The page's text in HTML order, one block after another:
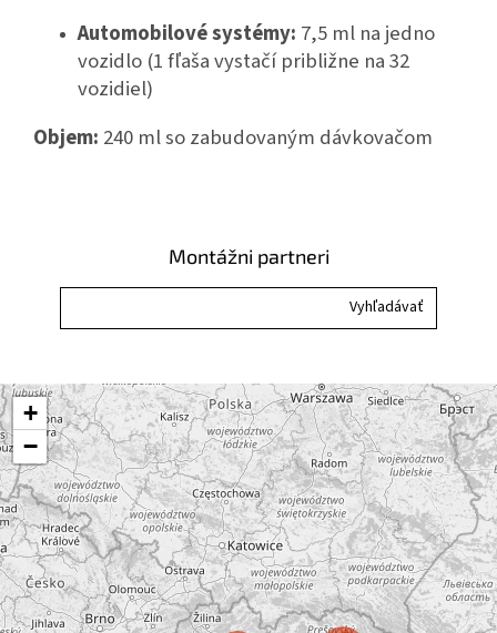
Automobilové systémy: 7,5 ml na jedno
vozidlo (1 fľaša vystačí približne na 32
vozidiel)
Objem: 240 ml so zabudovaným dávkovačom
Montážni partneri
+
−